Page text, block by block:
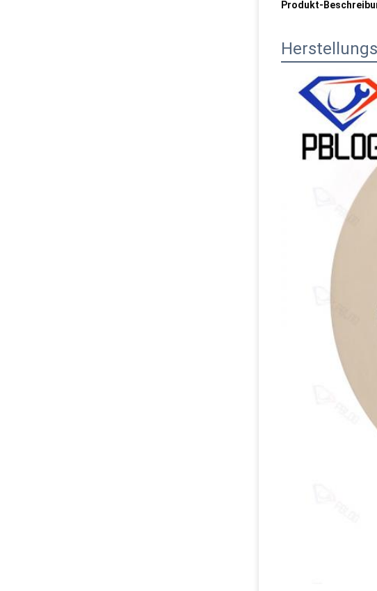
Produkt-